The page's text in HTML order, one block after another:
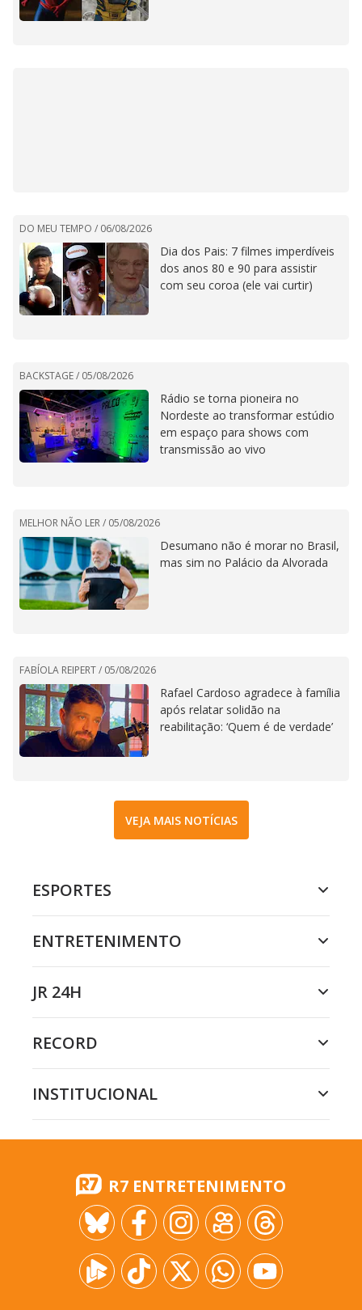
DO MEU TEMPO / 06/08/2026
Dia dos Pais: 7 filmes imperdíveis
dos anos 80 e 90 para assistir
com seu coroa (ele vai curtir)
BACKSTAGE / 05/08/2026
Rádio se torna pioneira no
Nordeste ao transformar estúdio
em espaço para shows com
transmissão ao vivo
MELHOR NÃO LER / 05/08/2026
Desumano não é morar no Brasil,
mas sim no Palácio da Alvorada
FABÍOLA REIPERT / 05/08/2026
Rafael Cardoso agradece à família
após relatar solidão na
reabilitação: ‘Quem é de verdade’
VEJA MAIS NOTÍCIAS
ESPORTES
ENTRETENIMENTO
JR 24H
RECORD
INSTITUCIONAL
R7 ENTRETENIMENTO